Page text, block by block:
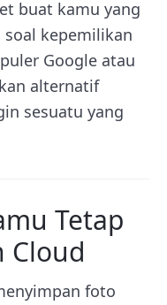
buat kamu yang
kepemilikan
Google atau
alternatif
sesuatu yang
Tetap
Cloud
foto